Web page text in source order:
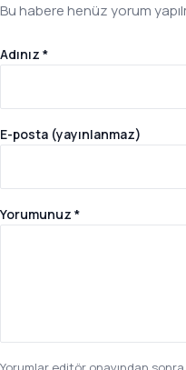
Bu habere henüz yorum
Adınız *
E-posta (yayınlanmaz)
Yorumunuz *